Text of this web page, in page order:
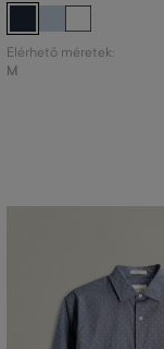
Elérhető méretek:
M